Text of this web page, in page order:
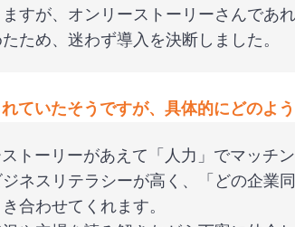
すが、オンリーストーリーさんであ
ため、迷わず導入を決断しました。
ていたそうですが、具体的にどのよ
トーリーがあえて「人力」でマッチ
ネスリテラシーが高く、「どの企業
合わせてくれます。